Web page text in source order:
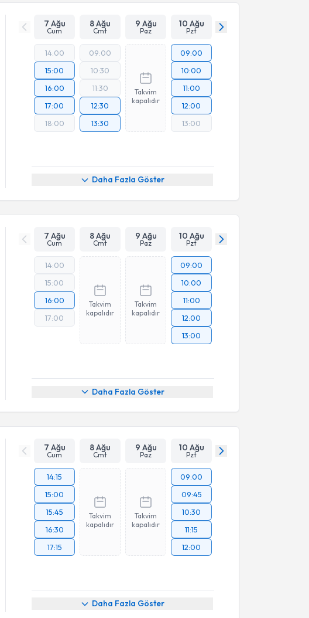
7 Ağu
Cum
8 Ağu
Cmt
9 Ağu
Paz
10 Ağu
Pzt
14:00
15:00
16:00
17:00
18:00
09:00
10:30
11:30
12:30
13:30
Takvim
kapalıdır
09:00
10:00
11:00
12:00
13:00
Daha Fazla Göster
7 Ağu
Cum
8 Ağu
Cmt
9 Ağu
Paz
10 Ağu
Pzt
14:00
15:00
16:00
17:00
Takvim
kapalıdır
Takvim
kapalıdır
09:00
10:00
11:00
12:00
13:00
Daha Fazla Göster
7 Ağu
Cum
8 Ağu
Cmt
9 Ağu
Paz
10 Ağu
Pzt
14:15
15:00
15:45
16:30
17:15
Takvim
kapalıdır
Takvim
kapalıdır
09:00
09:45
10:30
11:15
12:00
Daha Fazla Göster